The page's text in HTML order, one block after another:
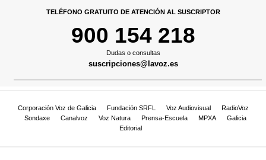
TELÉFONO GRATUITO DE ATENCIÓN AL SUSCRIPTOR
900 154 218
Dudas o consultas
suscripciones@lavoz.es
Corporación Voz de Galicia Fundación SRFL Voz Audiovisual
RadioVoz
Sondaxe
Canalvoz Voz Natura Prensa-Escuela MPXA
Galicia
Editorial